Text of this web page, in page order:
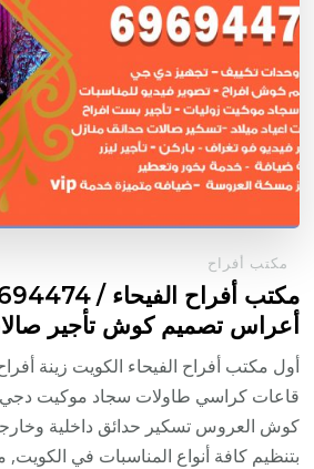
مكتب أفراح
أعراس تصميم كوش تأجير
أول مكتب أفراح الفيحاء الكويت زينة
قاعات كراسي طاولات سجاد موكيت دجي
كوش العروس تسكير حدائق داخلية
بتنظيم كافة أنواع المناسبات في الكويت,